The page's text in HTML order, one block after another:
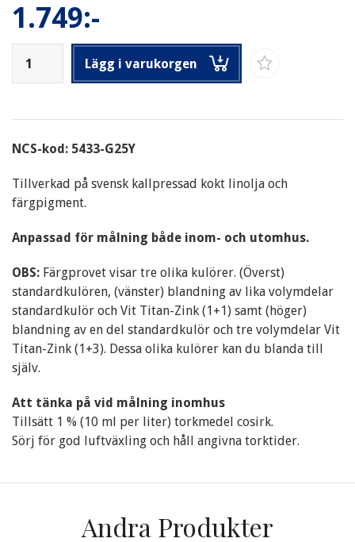
1.749:-
Lägg i varukorgen
NCS-kod: 5433-G25Y
Tillverkad på svensk kallpressad kokt linolja och
färgpigment.
Anpassad för målning både inom- och utomhus.
OBS: Färgprovet visar tre olika kulörer. (Överst)
standardkulören, (vänster) blandning av lika volymdelar
standardkulör och Vit Titan-Zink (1+1) samt (höger)
blandning av en del standardkulör och tre volymdelar Vit
Titan-Zink (1+3). Dessa olika kulörer kan du blanda till
själv.
Att tänka på vid målning inomhus
Tillsätt 1 % (10 ml per liter) torkmedel cosirk.
Sörj för god luftväxling och håll angivna torktider.
Andra Produkter